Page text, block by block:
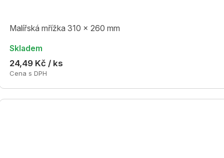
Malířská mřížka 310 x 260 mm
Skladem
24,49 Kč / ks
Cena s DPH